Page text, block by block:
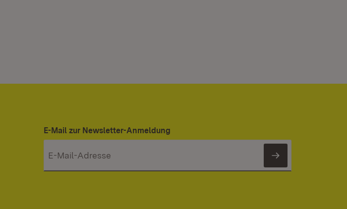
E-Mail zur Newsletter-Anmeldung
Newsletter